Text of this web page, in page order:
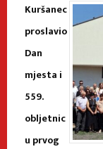
Kuršanec
proslavio
Dan
mjesta i
559.
obljetnic
u prvog